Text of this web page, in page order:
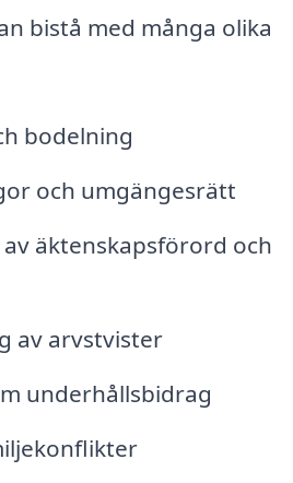
bistå med många olika
bodelning
och umgängesrätt
äktenskapsförord och
av arvstvister
underhållsbidrag